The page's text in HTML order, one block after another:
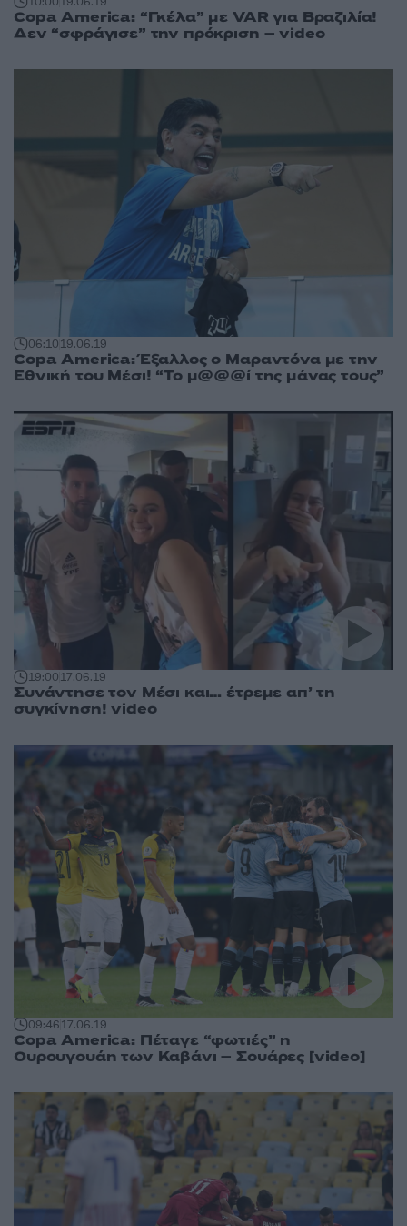
Copa America: “Γκέλα” με VAR για Βραζιλία!
Δεν “σφράγισε” την πρόκριση – video
06:1019.06.19
Copa America: Έξαλλος ο Μαραντόνα με την
Εθνική του Μέσι! “Το μ@@@ί της μάνας τους”
19:0017.06.19
Συνάντησε τον Μέσι και… έτρεμε απ’ τη
συγκίνηση! video
09:4617.06.19
Copa America: Πέταγε “φωτιές” η
Ουρουγουάη των Καβάνι – Σουάρες [video]